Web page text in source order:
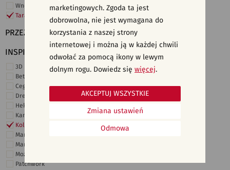
Wnętrza komercyjne
Taras i ogród
PRZEZNACZENIE
INSPIRACJE
3D i struktury
Beton
Cegiełki
Drewno
Heksagonalne
Kamień
Kolor
Marmur
Marokańskie
Mozaika
Patchwork
marketingowych. Zgoda ta jest
dobrowolna, nie jest wymagana do
korzystania z naszej strony
internetowej i można ją w każdej chwili
odwołać za pomocą ikony w lewym
dolnym rogu. Dowiedz się więcej.
Odmowa
Zmiana ustawień
AKCEPTUJ WSZYSTKIE